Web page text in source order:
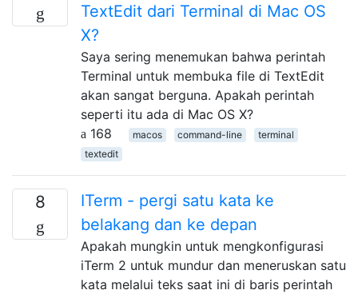
TextEdit dari Terminal di Mac OS
X?
Saya sering menemukan bahwa perintah
Terminal untuk membuka file di TextEdit
akan sangat berguna. Apakah perintah
seperti itu ada di Mac OS X?
168
macos command-line
terminal
textedit
8
ITerm - pergi satu kata ke
belakang dan ke depan
Apakah mungkin untuk mengkonfigurasi
iTerm 2 untuk mundur dan meneruskan satu
kata melalui teks saat ini di baris perintah